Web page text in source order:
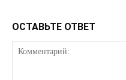
ОСТАВЬТЕ ОТВЕТ